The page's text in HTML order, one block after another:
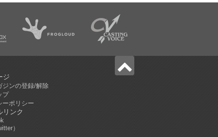
ジ
ジンの登録/解除
プ
ーポリシー
リンク
）